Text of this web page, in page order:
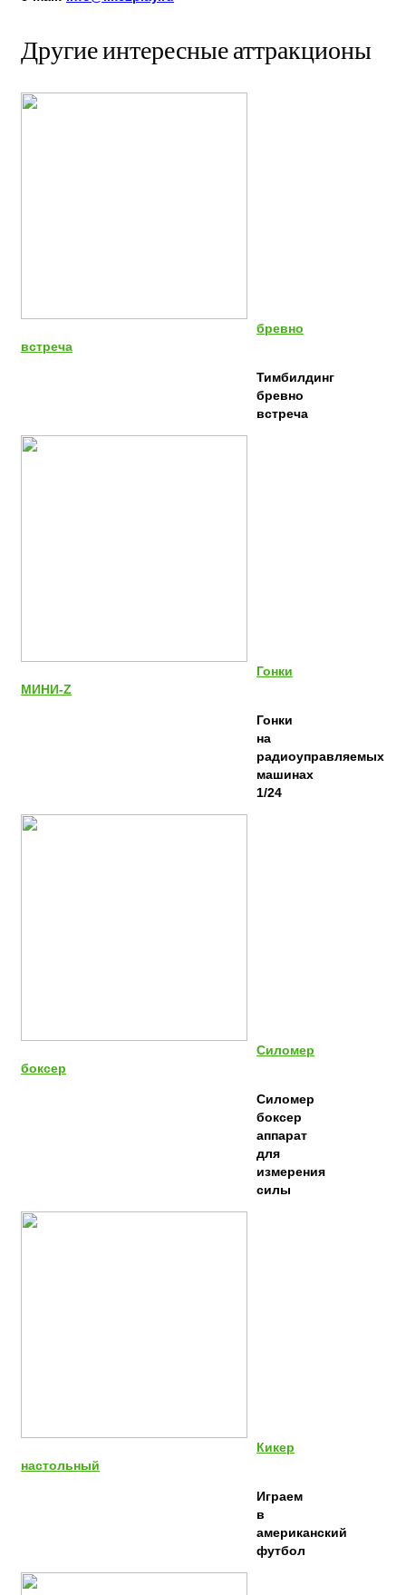
Другие интересные аттракционы
бревно
встреча
Тимбилдинг
бревно
встреча
Гонки
МИНИ-Z
Гонки
на
радиоуправляемых
машинах
1/24
Силомер
боксер
Силомер
боксер
аппарат
для
измерения
силы
Кикер
настольный
Играем
в
американский
футбол